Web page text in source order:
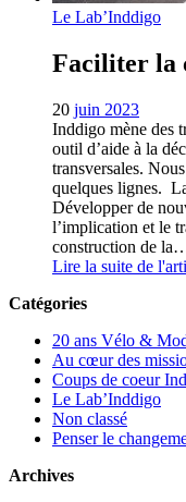
Le Lab’Inddigo
Faciliter la
20 juin 2023
Inddigo mène des
outil d’aide à la
transversales.
quelques lignes.
Développer de
l’implication et le
construction de
Lire la suite de
Catégories
20 ans Vélo &
Au cœur des
Coups de coeur
Le Lab’Inddigo
Non classé
Penser le
Archives